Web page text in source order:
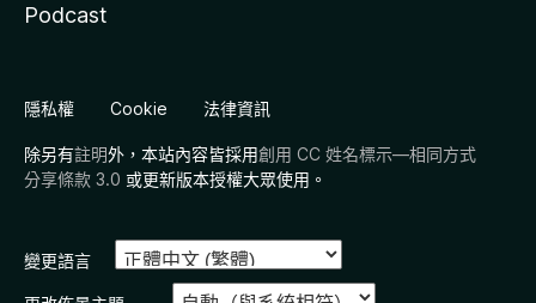
Podcast
隱私權 Cookie 法律資訊
除另有註明外，本站內容皆採用創用 CC 姓名標示—相同方式
分享條款 3.0 或更新版本授權大眾使用。
變更語言